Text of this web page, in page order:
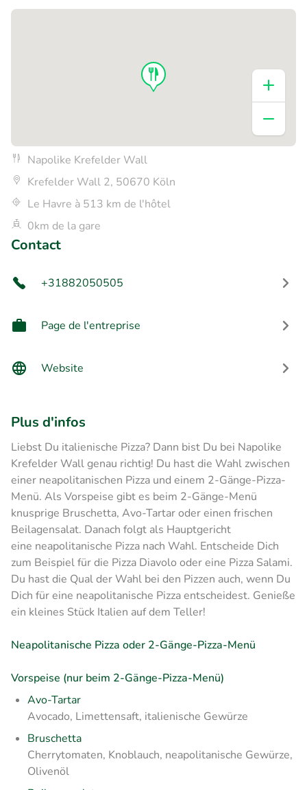
Napolike Krefelder Wall
Krefelder Wall 2, 50670 Köln
Le Havre à 513 km de l'hôtel
0km de la gare
Contact
+31882050505
Page de l'entreprise
Website
Plus d'infos
Liebst Du italienische Pizza? Dann bist Du bei Napolike
Krefelder Wall genau richtig! Du hast die Wahl zwischen
einer neapolitanischen Pizza und einem 2-Gänge-Pizza-
Menü. Als Vorspeise gibt es beim 2-Gänge-Menü
knusprige Bruschetta, Avo-Tartar oder einen frischen
Beilagensalat. Danach folgt als Hauptgericht
eine neapolitanische Pizza nach Wahl. Entscheide Dich
zum Beispiel für die Pizza Diavolo oder eine Pizza Salami.
Du hast die Qual der Wahl bei den Pizzen auch, wenn Du
Dich für eine neapolitanische Pizza entscheidest. Genieße
ein kleines Stück Italien auf dem Teller!
Neapolitanische Pizza oder 2-Gänge-Pizza-Menü
Vorspeise (nur beim 2-Gänge-Pizza-Menü)
Avo-Tartar
Avocado, Limettensaft, italienische Gewürze
Bruschetta
Cherrytomaten, Knoblauch, neapolitanische Gewürze,
Olivenöl